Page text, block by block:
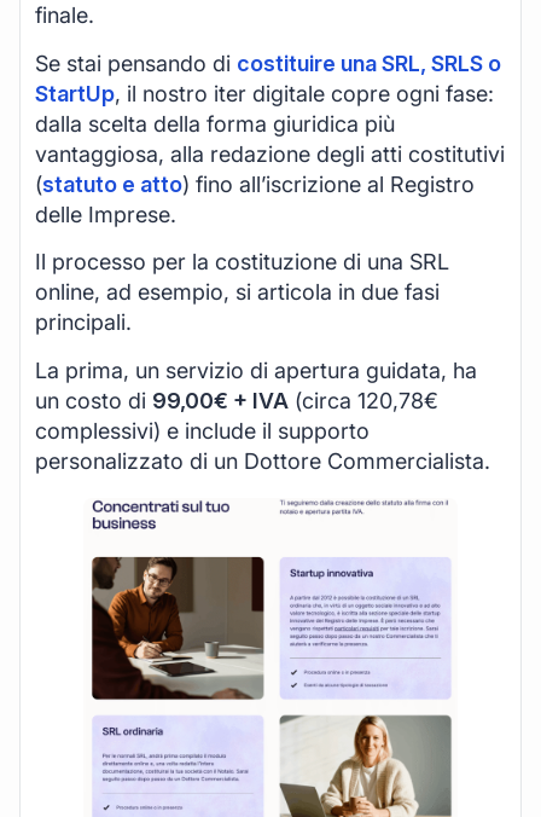
finale.
Se stai pensando di costituire una SRL, SRLS o
StartUp, il nostro iter digitale copre ogni fase:
dalla scelta della forma giuridica più
vantaggiosa, alla redazione degli atti costitutivi
(statuto e atto) fino all’iscrizione al Registro
delle Imprese.
Il processo per la costituzione di una SRL
online, ad esempio, si articola in due fasi
principali.
La prima, un servizio di apertura guidata, ha
un costo di 99,00€ + IVA (circa 120,78€
complessivi) e include il supporto
personalizzato di un Dottore Commercialista.